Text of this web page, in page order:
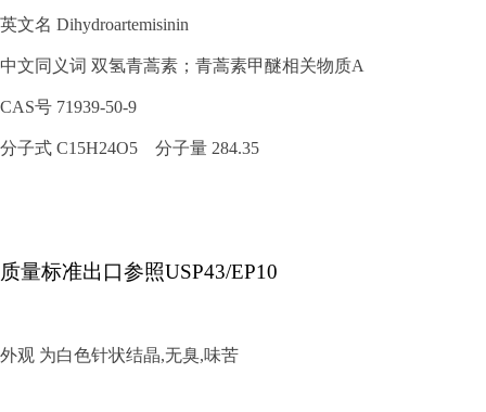
英文名 Dihydroartemisinin
中文同义词 双氢青蒿素；青蒿素甲醚相关物质A
CAS号 71939-50-9
分子式 C15H24O5 分子量 284.35
质量标准出口参照USP43/EP10
外观 为白色针状结晶,无臭,味苦